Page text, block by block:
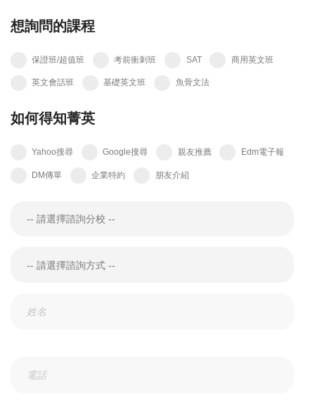
想詢問的課程
保證班/超值班 考前衝刺班 SAT 商用英文班
英文會話班 基礎英文班 魚骨文法
如何得知菁英
Yahoo搜尋 Google搜尋 親友推薦 Edm電子報
DM傳單 企業特約 朋友介紹